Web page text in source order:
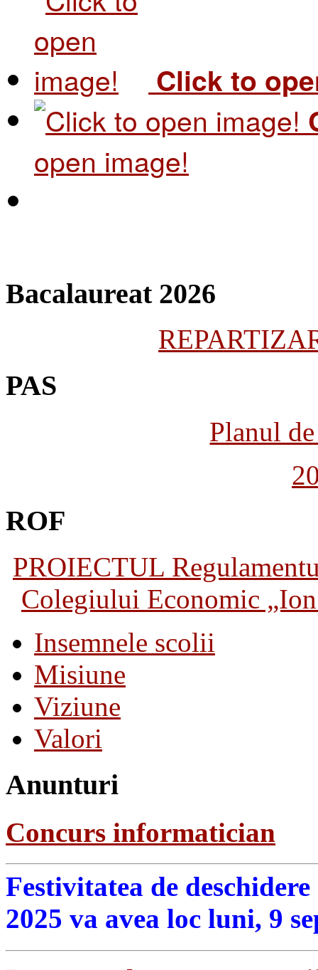
Click to
open image!
Bacalaureat 2026
PAS
Planul
ROF
PROIECTUL
Colegiului Economic
Insemnele scolii
Misiune
Viziune
Valori
Anunturi
Concurs informatician
Festivitatea de
2025 va avea loc luni, 9